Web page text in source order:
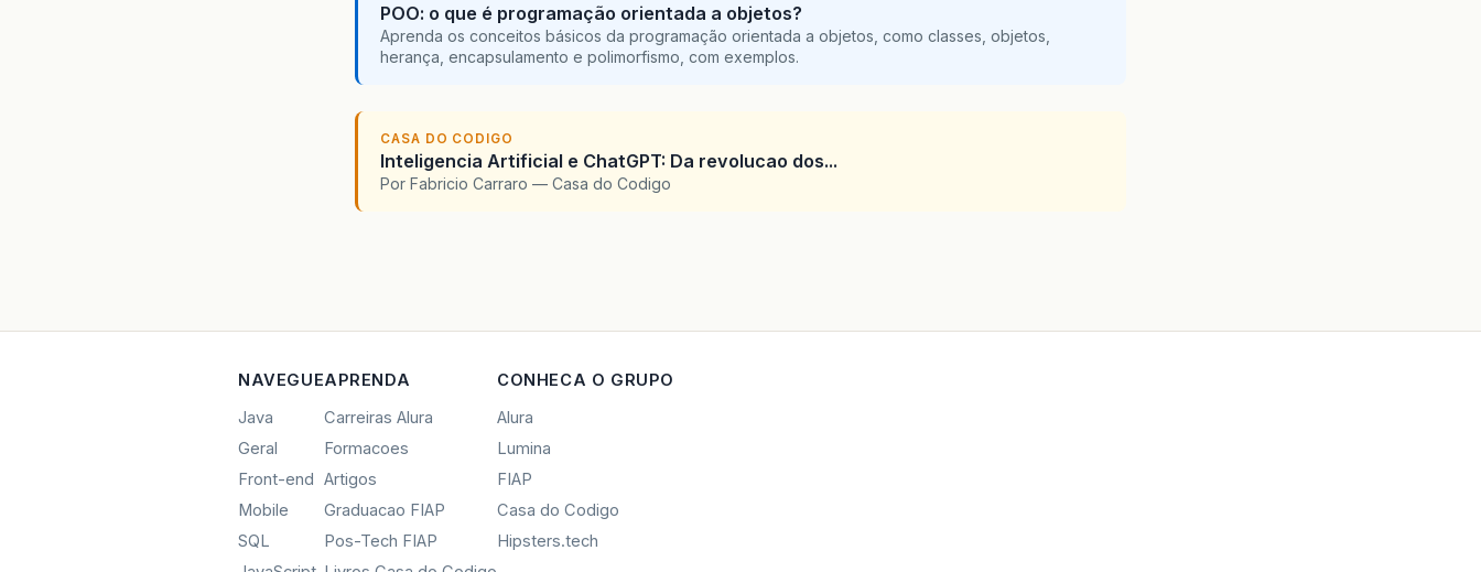
POO: o que é programação orientada a objetos?
Aprenda os conceitos básicos da programação orientada a objetos, como classes, objetos,
herança, encapsulamento e polimorfismo, com exemplos.
CASA DO CODIGO
Inteligencia Artificial e ChatGPT: Da revolucao dos...
Por Fabricio Carraro — Casa do Codigo
NAVEGUE
Java
Geral
Front-end
Mobile
SQL
APRENDA
Carreiras Alura
Formacoes
Artigos
Graduacao FIAP
Pos-Tech FIAP
CONHECA O GRUPO
Alura
Lumina
FIAP
Casa do Codigo
Hipsters.tech